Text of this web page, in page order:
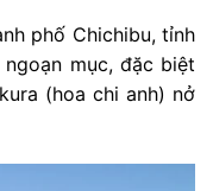
phố Chichibu, tỉnh
mục, đặc biệt
(hoa chi anh) nở